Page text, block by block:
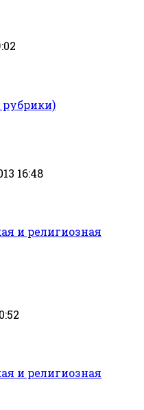
рубрики)
16:48
и религиозная
и религиозная